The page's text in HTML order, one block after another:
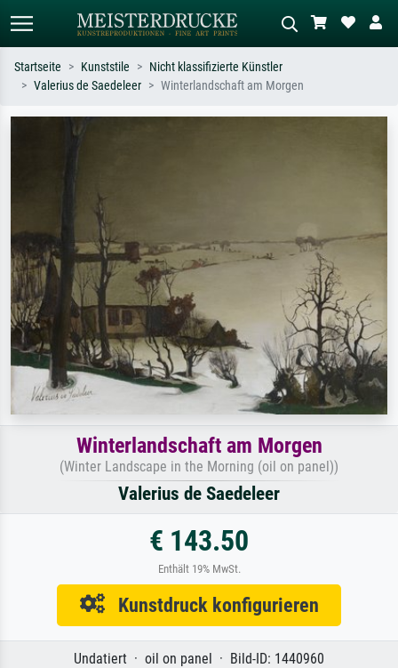
Suchen Sie nach Künstlern, Werktiteln
oder Stilen – z.B. Monet,
Startseite Kunststile
Nicht klassifizierte Künstler
Valerius de Saedeleer
Winterlandschaft am Morgen
Winterlandschaft am Morgen
(Winter Landscape in the Morning (oil on panel))
Valerius de Saedeleer
€ 143.50
Enthält 19% MwSt.
Kunstdruck konfigurieren
Undatiert · oil on panel · Bild-ID: 1440960